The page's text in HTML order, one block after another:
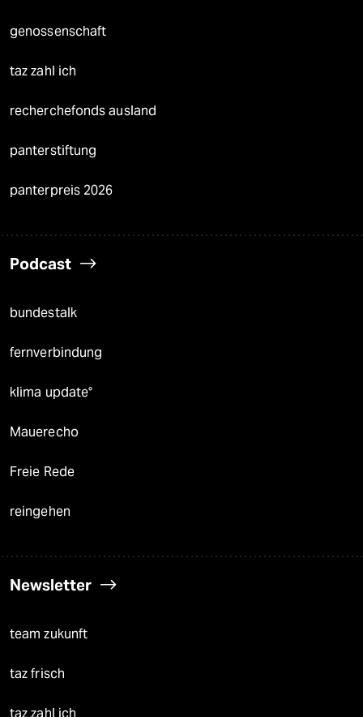
genossenschaft
taz zahl ich
recherchefonds ausland
panterstiftung
panterpreis 2026
Podcast
bundestalk
fernverbindung
klima update°
Mauerecho
Freie Rede
reingehen
Newsletter
team zukunft
taz frisch
taz zahl ich